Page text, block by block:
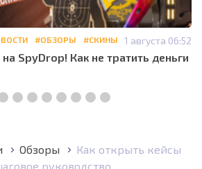
#ОБЗОРЫ #СКИНЫ 1 августа 06:52
SpyDrop! Как не тратить деньги
Обзоры
Как открыть кейсы
руководство